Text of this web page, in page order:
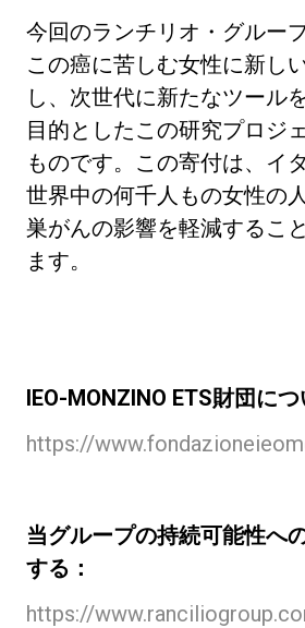
今回のランチリオ・グルー
この癌に苦しむ女性に新し
し、次世代に新たなツール
目的としたこの研究プロジ
ものです。この寄付は、イ
世界中の何千人もの女性の
巣がんの影響を軽減するこ
ます。
IEO-MONZINO ETS財団に
https://
当グループの持続可能性へ
する：
https://